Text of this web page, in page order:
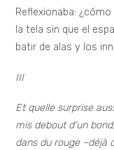
Reflexionaba:
la tela sin que el
batir de alas y los
III
Et quelle surprise
mis debout d’un
dans du rouge –déjà